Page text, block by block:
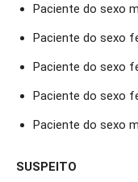
Paciente do sexo
Paciente do sexo
Paciente do sexo
Paciente do sexo
Paciente do sexo
SUSPEITO